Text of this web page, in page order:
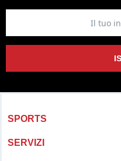
physicali, mentali, sociali e
Tipi di racchetta
Come
Padel giusta
Acquistare e scegliere la
per chi non si è mai
SPORTS
SERVIZI